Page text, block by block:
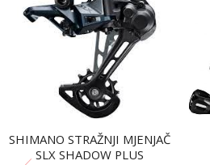
SHIMANO STRAŽNJI MJENJAČ
SLX SHADOW PLUS